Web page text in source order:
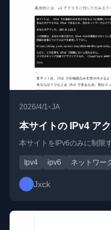
2026/4/1•JA
本サイトの IPv4 ア
本サイトをIPv6のみに制限
Ipv4 ipv6 ネットワー
Jxck